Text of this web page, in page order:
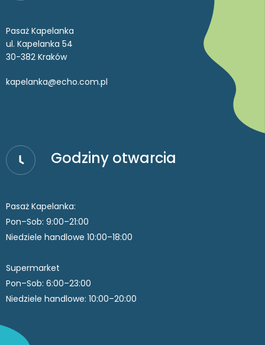
Pasaż Kapelanka
ul. Kapelanka 54
30-382 Kraków
kapelanka@echo.com.pl
Godziny otwarcia
Pasaż Kapelanka:
Pon–Sob: 9:00–21:00
Niedziele handlowe 10:00–18:00
Supermarket
Pon–Sob: 6:00–23:00
Niedziele handlowe: 10:00–20:00